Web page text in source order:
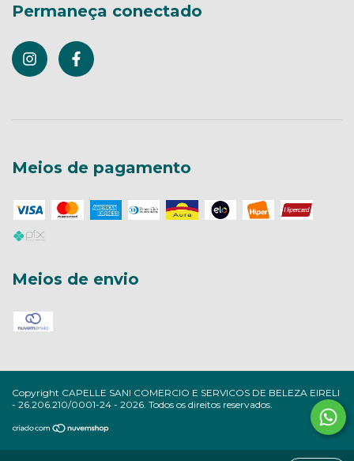
Permaneça conectado
Meios de pagamento
Meios de envio
Copyright CAPELLE SANI COMERCIO E SERVICOS DE BELEZA EIRELI
- 26.206.210/0001-24 - 2026. Todos os direitos reservados.